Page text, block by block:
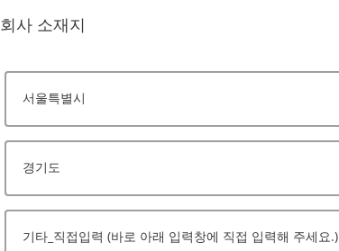
회사 소재지
서울특별시
경기도
기타_직접입력 (바로 아래 입력창에 직접 입력해 주세요.)